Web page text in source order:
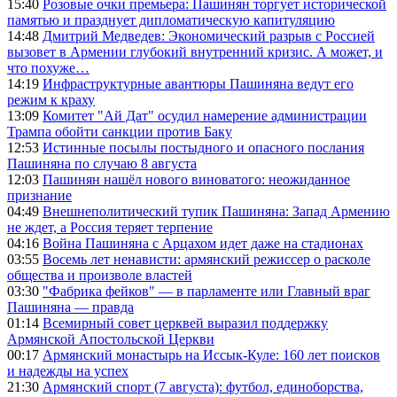
15:40 Розовые очки премьера: Пашинян торгует исторической
памятью и празднует дипломатическую капитуляцию
14:48 Дмитрий Медведев: Экономический разрыв с Россией
вызовет в Армении глубокий внутренний кризис. А может, и
что похуже…
14:19 Инфраструктурные авантюры Пашиняна ведут его
режим к краху
13:09 Комитет "Ай Дат" осудил намерение администрации
Трампа обойти санкции против Баку
12:53 Истинные посылы постыдного и опасного послания
Пашиняна по случаю 8 августа
12:03 Пашинян нашёл нового виноватого: неожиданное
признание
04:49 Внешнеполитический тупик Пашиняна: Запад Армению
не ждет, а Россия теряет терпение
04:16 Война Пашиняна с Арцахом идет даже на стадионах
03:55 Восемь лет ненависти: армянский режиссер о расколе
общества и произволе властей
03:30 "Фабрика фейков" — в парламенте или Главный враг
Пашиняна — правда
01:14 Всемирный совет церквей выразил поддержку
Армянской Апостольской Церкви
00:17 Армянский монастырь на Иссык-Куле: 160 лет поисков
и надежды на успех
21:30 Армянский спорт (7 августа): футбол, единоборства,